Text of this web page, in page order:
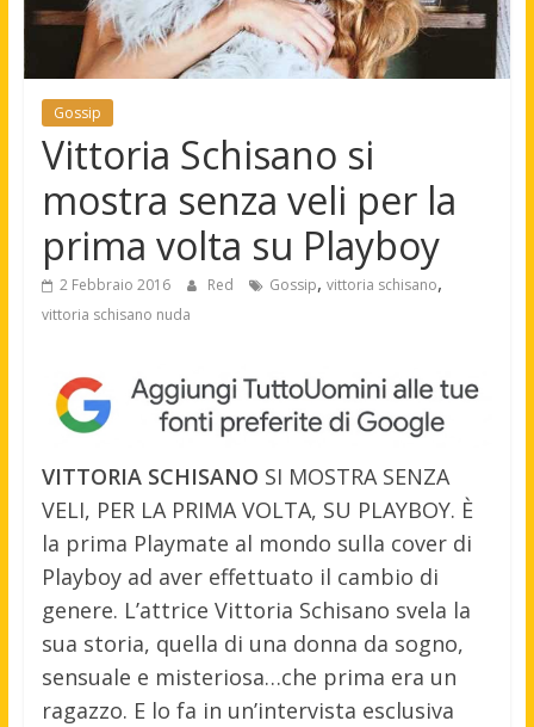
Gossip
Vittoria Schisano si
mostra senza veli per la
prima volta su Playboy
2 Febbraio 2016 Red Gossip, vittoria schisano,
vittoria schisano nuda
VITTORIA SCHISANO SI MOSTRA SENZA
VELI, PER LA PRIMA VOLTA, SU PLAYBOY. È
la prima Playmate al mondo sulla cover di
Playboy ad aver effettuato il cambio di
genere. L’attrice Vittoria Schisano svela la
sua storia, quella di una donna da sogno,
sensuale e misteriosa…che prima era un
ragazzo. E lo fa in un’intervista esclusiva